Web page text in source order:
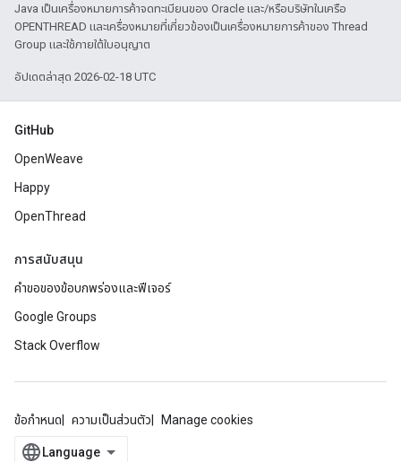
Java เป็นเครื่องหมายการค้าจดทะเบียนของ Oracle และ/หรือบริษัทในเครือ
OPENTHREAD และเครื่องหมายที่เกี่ยวข้องเป็นเครื่องหมายการค้าของ Thread
Group และใช้ภายใต้ใบอนุญาต
อัปเดตล่าสุด 2026-02-18 UTC
GitHub
OpenWeave
Happy
OpenThread
การสนับสนุน
คำขอของข้อบกพร่องและฟีเจอร์
Google Groups
Stack Overflow
ข้อกำหนด ความเป็นส่วนตัว Manage cookies